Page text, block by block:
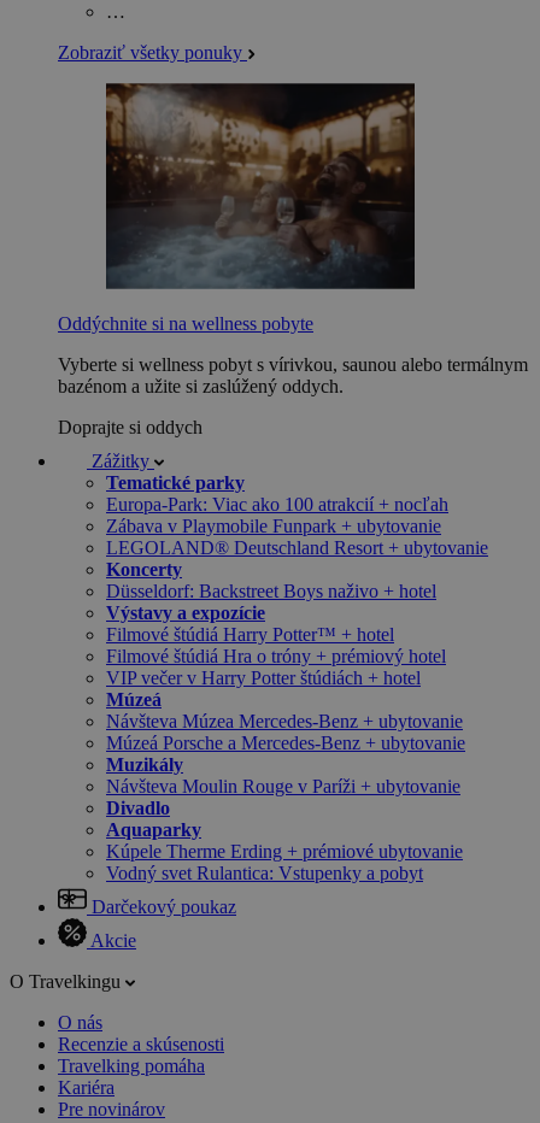
…
Zobraziť všetky ponuky
Oddýchnite si na wellness pobyte
Vyberte si wellness pobyt s vírivkou, saunou alebo termálnym
bazénom a užite si zaslúžený oddych.
Doprajte si oddych
Zážitky
Tematické parky
Europa-Park: Viac ako 100 atrakcií + nocľah
Zábava v Playmobile Funpark + ubytovanie
LEGOLAND® Deutschland Resort + ubytovanie
Koncerty
Düsseldorf: Backstreet Boys naživo + hotel
Výstavy a expozície
Filmové štúdiá Harry Potter™ + hotel
Filmové štúdiá Hra o tróny + prémiový hotel
VIP večer v Harry Potter štúdiách + hotel
Múzeá
Návšteva Múzea Mercedes-Benz + ubytovanie
Múzeá Porsche a Mercedes-Benz + ubytovanie
Muzikály
Návšteva Moulin Rouge v Paríži + ubytovanie
Divadlo
Aquaparky
Kúpele Therme Erding + prémiové ubytovanie
Vodný svet Rulantica: Vstupenky a pobyt
Darčekový poukaz
Akcie
O Travelkingu
O nás
Recenzie a skúsenosti
Travelking pomáha
Kariéra
Pre novinárov